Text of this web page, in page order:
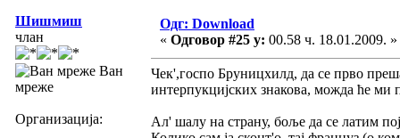
Шишмиш
члан
Ван
мреже
Организација:
Одг: Download
« Одговор #25 у: 00.58 ч. 18.01.2009. »
Чек',госпо Бруницхилд, да се прво
интерпукцијских знакова, можда ће ми
Ал' шалу на страну, боље да се латим